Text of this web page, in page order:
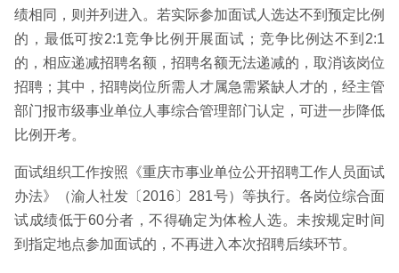
绩相同，则并列进入。若实际参加面试人选达不到预定比例
的，最低可按2:1竞争比例开展面试；竞争比例达不到2:1
的，相应递减招聘名额，招聘名额无法递减的，取消该岗位
招聘；其中，招聘岗位所需人才属急需紧缺人才的，经主管
部门报市级事业单位人事综合管理部门认定，可进一步降低
比例开考。
面试组织工作按照《重庆市事业单位公开招聘工作人员面试
办法》（渝人社发〔2016〕281号）等执行。各岗位综合面
试成绩低于60分者，不得确定为体检人选。未按规定时间
到指定地点参加面试的，不再进入本次招聘后续环节。